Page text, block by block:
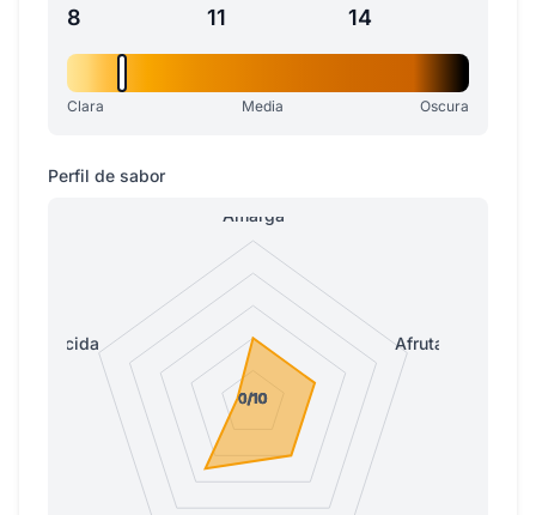
8 11 14
Clara Media Oscura
Perfil de sabor
Amarga
Afrutada
Ácida
0/10
0/10
0/10
1/10
0/10